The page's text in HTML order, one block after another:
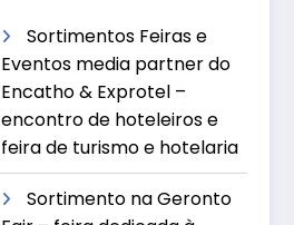
Sortimentos Feiras e
Eventos media partner do
Encatho & Exprotel –
encontro de hoteleiros e
feira de turismo e hotelaria
Sortimento na Geronto